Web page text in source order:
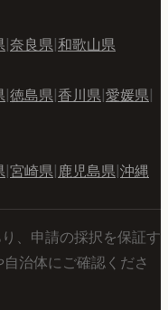
|奈良県|和歌山県
|徳島県|香川県|愛媛県|
|宮崎県| 鹿児島県|沖縄
、申請の採択を保証す
治体にご確認くださ